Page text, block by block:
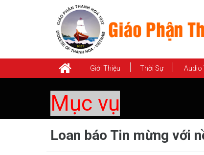
Giới Thiệu Thời Sự Audio
Mục vụ
Loan báo Tin mừng với